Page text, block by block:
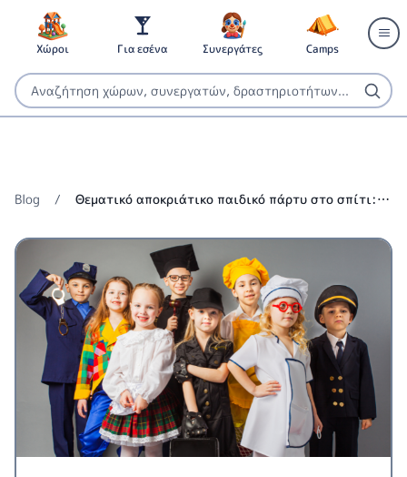
Χώροι Για εσένα Συνεργάτες Camps
Blog /
Θεματικό αποκριάτικο παιδικό πάρτυ στο σπίτι:
χρονιάς